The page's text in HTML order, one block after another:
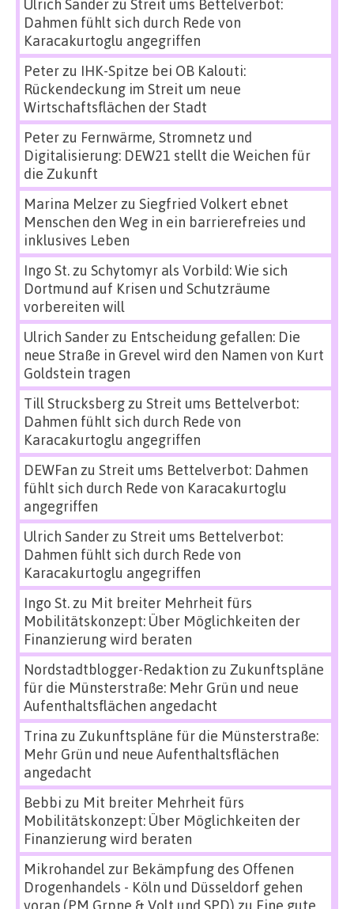
Ulrich Sanderzu Streit ums Bettelverbot:
Dahmen fühlt sich durch Rede von
Karacakurtoglu angegriffen
Peterzu IHK-Spitze bei OB Kalouti:
Rückendeckung im Streit um neue
Wirtschaftsflächen der Stadt
Peterzu Fernwärme, Stromnetz und
Digitalisierung: DEW21 stellt die Weichen für
die Zukunft
Marina Melzerzu Siegfried Volkert ebnet
Menschen den Weg in ein barrierefreies und
inklusives Leben
Ingo St.zu Schytomyr als Vorbild: Wie sich
Dortmund auf Krisen und Schutzräume
vorbereiten will
Ulrich Sanderzu Entscheidung gefallen: Die
neue Straße in Grevel wird den Namen von Kurt
Goldstein tragen
Till Strucksbergzu Streit ums Bettelverbot:
Dahmen fühlt sich durch Rede von
Karacakurtoglu angegriffen
DEWFan zu Streit ums Bettelverbot: Dahmen
fühlt sich durch Rede von Karacakurtoglu
angegriffen
Ulrich Sanderzu Streit ums Bettelverbot:
Dahmen fühlt sich durch Rede von
Karacakurtoglu angegriffen
Ingo St.zu Mit breiter Mehrheit fürs
Mobilitätskonzept: Über Möglichkeiten der
Finanzierung wird beraten
Nordstadtblogger-Redaktion zu Zukunftspläne
für die Münsterstraße: Mehr Grün und neue
Aufenthaltsflächen angedacht
Trina zu Zukunftspläne für die Münsterstraße:
Mehr Grün und neue Aufenthaltsflächen
angedacht
Bebbi zu Mit breiter Mehrheit fürs
Mobilitätskonzept: Über Möglichkeiten der
Finanzierung wird beraten
Mikrohandel zur Bekämpfung des Offenen
Drogenhandels - Köln und Düsseldorf gehen
voran (PM Grpne & Volt und SPD) zu Eine gute